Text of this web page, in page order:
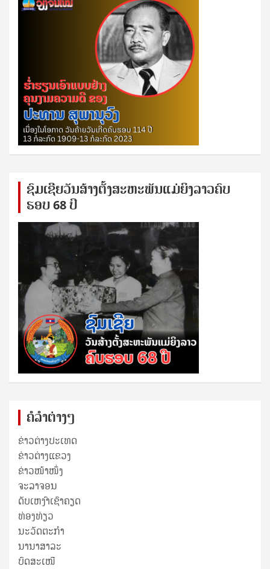
ຊົ​ມ​ເຊີຍ​ວັນ​ສ້າງ​ຕັ້ງ​ສະ​ຫະ​ພັນ​ແມ່​ຍິງ​​ລາວຄົບ​
ຮອບ 68 ປິ
ຄໍລຳຕ່າງໆ
ຂ່າວຕ່າງປະເທດ
ຂ່າວ​ຕ່າງ​ແຂວງ
ຂ່າວໜ້າໜຶ່ງ
ຈະລາຈອນ
ດັບເຫງົາເຊົາຄຽດ
ທ່ອງທ່ຽວ
ນະວັດຕະກໍາ
ນານາສາລະ
ບົດສະເໜີ